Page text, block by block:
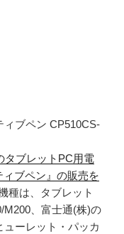
ィブペン CP510CS-
タブレットPC用電
ブペン』の販売を
種は、タブレット
M200、富士通(株)の
ューレット・パッカ